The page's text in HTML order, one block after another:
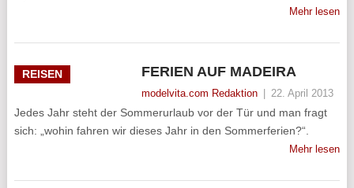
Mehr lesen
REISEN FERIEN AUF MADEIRA
modelvita.com Redaktion 22. April 2013
Jedes Jahr steht der Sommerurlaub vor der Tür und man fragt
sich: „wohin fahren wir dieses Jahr in den Sommerferien?“.
Mehr lesen